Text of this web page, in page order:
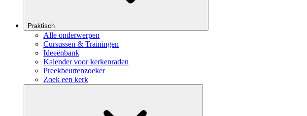
Praktisch
Alle onderwerpen
Cursussen & Trainingen
Ideeënbank
Kalender voor kerkenraden
Preekbeurtenzoeker
Zoek een kerk